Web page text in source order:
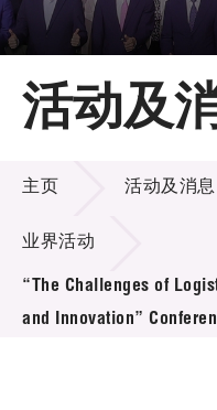
主页
关于LSCM
技术商品化
项目及资助计划
活动及消息
活动及
活动及消息
主页 活动及消息
业界活动
“The Challenges of
and Innovation”